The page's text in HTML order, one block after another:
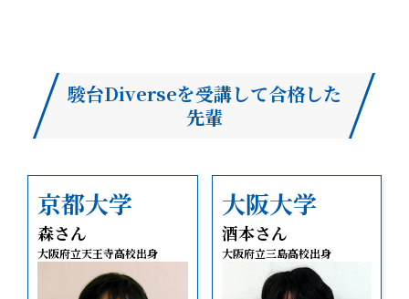
駿台Diverseを受講して合格した
先輩
京都大学
森さん
大阪府立天王寺高校出身
大阪大学
酒本さん
大阪府立三島高校出身